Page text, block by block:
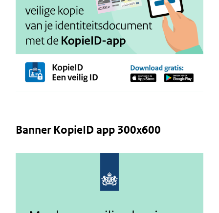
Banner KopieID app 300x600
Image